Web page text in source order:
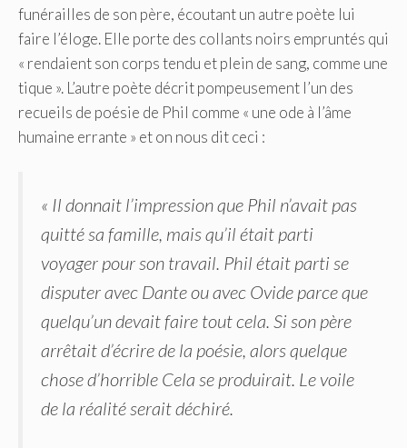
funérailles de son père, écoutant un autre poète lui
faire l’éloge. Elle porte des collants noirs empruntés qui
« rendaient son corps tendu et plein de sang, comme une
tique ». L’autre poète décrit pompeusement l’un des
recueils de poésie de Phil comme « une ode à l’âme
humaine errante » et on nous dit ceci :
« Il donnait l’impression que Phil n’avait pas
quitté sa famille, mais qu’il était parti
voyager pour son travail. Phil était parti se
disputer avec Dante ou avec Ovide parce que
quelqu’un devait faire tout cela. Si son père
arrêtait d’écrire de la poésie, alors quelque
chose d’horrible Cela se produirait. Le voile
de la réalité serait déchiré.